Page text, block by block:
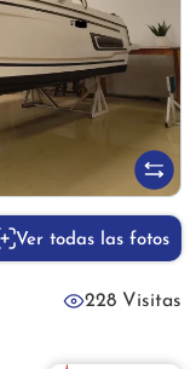
Ver todas las fotos
228 Visitas